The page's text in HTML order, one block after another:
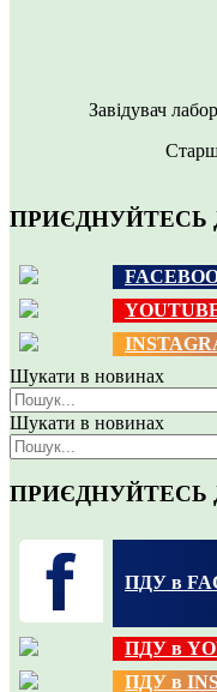
Завідувач
ПРИЄДНУЙТЕСЬ
Шукати в новинах
Шукати в новинах
ПРИЄДНУЙТЕСЬ
ПДУ в
ПДУ в
ПДУ в